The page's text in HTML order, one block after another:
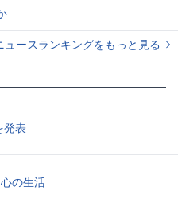
ュースランキングをもっと見る
発表
の生活